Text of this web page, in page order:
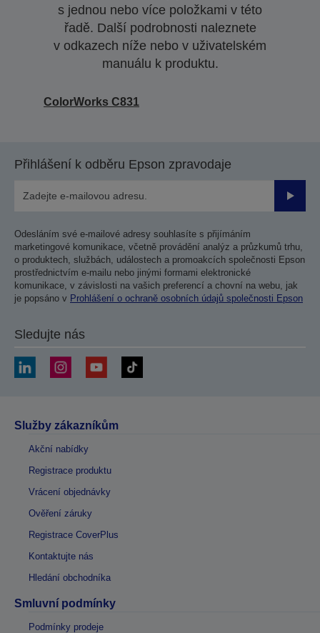
s jednou nebo více položkami v této
řadě. Další podrobnosti naleznete
v odkazech níže nebo v uživatelském
manuálu k produktu.
ColorWorks C831
Přihlášení k odběru Epson zpravodaje
Odesláním své e-mailové adresy souhlasíte s přijímáním
marketingové komunikace, včetně provádění analýz a průzkumů trhu,
o produktech, službách, událostech a promoakcích společnosti Epson
prostřednictvím e-mailu nebo jinými formami elektronické
komunikace, v závislosti na vašich preferencí a chovní na webu, jak
je popsáno v Prohlášení o ochraně osobních údajů společnosti Epson
Sledujte nás
Služby zákazníkům
Akční nabídky
Registrace produktu
Vrácení objednávky
Ověření záruky
Registrace CoverPlus
Kontaktujte nás
Hledání obchodníka
Smluvní podmínky
Podmínky prodeje